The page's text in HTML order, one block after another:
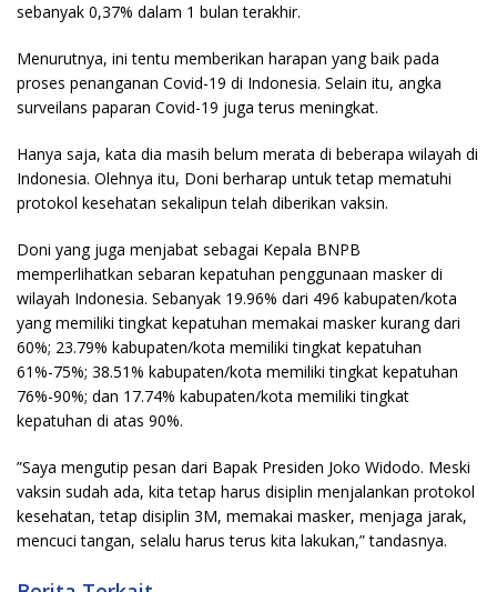
sebanyak 0,37% dalam 1 bulan terakhir.
Menurutnya, ini tentu memberikan harapan yang baik pada
proses penanganan Covid-19 di Indonesia. Selain itu, angka
surveilans paparan Covid-19 juga terus meningkat.
Hanya saja, kata dia masih belum merata di beberapa wilayah di
Indonesia. Olehnya itu, Doni berharap untuk tetap mematuhi
protokol kesehatan sekalipun telah diberikan vaksin.
Doni yang juga menjabat sebagai Kepala BNPB
memperlihatkan sebaran kepatuhan penggunaan masker di
wilayah Indonesia. Sebanyak 19.96% dari 496 kabupaten/kota
yang memiliki tingkat kepatuhan memakai masker kurang dari
60%; 23.79% kabupaten/kota memiliki tingkat kepatuhan
61%-75%; 38.51% kabupaten/kota memiliki tingkat kepatuhan
76%-90%; dan 17.74% kabupaten/kota memiliki tingkat
kepatuhan di atas 90%.
”Saya mengutip pesan dari Bapak Presiden Joko Widodo. Meski
vaksin sudah ada, kita tetap harus disiplin menjalankan protokol
kesehatan, tetap disiplin 3M, memakai masker, menjaga jarak,
mencuci tangan, selalu harus terus kita lakukan,” tandasnya.